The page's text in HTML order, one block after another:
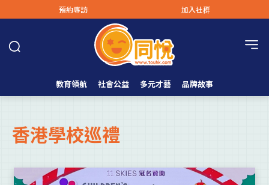
預約專訪 加入社群
教育領航 社會公益 多元才藝 品牌故事
香港學校巡禮